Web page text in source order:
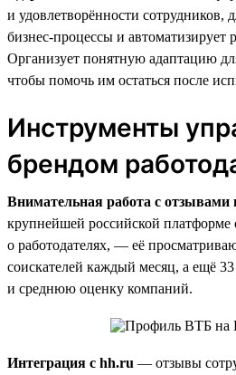
и удовлетворённости сотрудников,
бизнес-процессы и автоматизирует
Организует понятную адаптацию
чтобы помочь им остаться после
Инструменты
брендом
Внимательная работа с отзывами
крупнейшей российской платформе
о работодателях, — её
соискателей каждый месяц, а ещё
и среднюю оценку компаний.
Интеграция с hh.ru — отзывы